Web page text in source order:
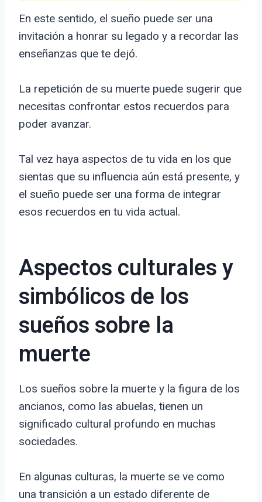
En este sentido, el sueño puede ser una
invitación a honrar su legado y a recordar las
enseñanzas que te dejó.
La repetición de su muerte puede sugerir que
necesitas confrontar estos recuerdos para
poder avanzar.
Tal vez haya aspectos de tu vida en los que
sientas que su influencia aún está presente, y
el sueño puede ser una forma de integrar
esos recuerdos en tu vida actual.
Aspectos culturales y
simbólicos de los
sueños sobre la
muerte
Los sueños sobre la muerte y la figura de los
ancianos, como las abuelas, tienen un
significado cultural profundo en muchas
sociedades.
En algunas culturas, la muerte se ve como
una transición a un estado diferente de